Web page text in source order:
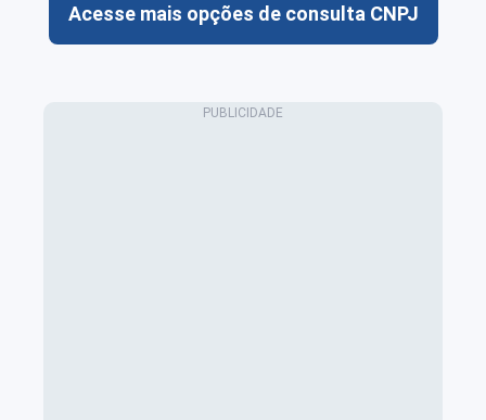
Acesse mais opções de consulta CNPJ